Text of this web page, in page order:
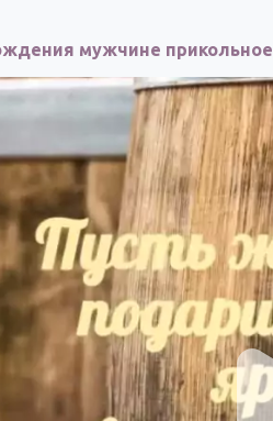
мужчине прикольное